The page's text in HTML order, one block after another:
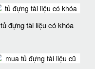
tủ đựng tài liệu có khóa